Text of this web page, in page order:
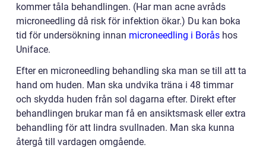
kommer tåla behandlingen. (Har man acne avråds
microneedling då risk för infektion ökar.) Du kan boka
tid för undersökning innan microneedling i Borås hos
Uniface.
Efter en microneedling behandling ska man se till att ta
hand om huden. Man ska undvika träna i 48 timmar
och skydda huden från sol dagarna efter. Direkt efter
behandlingen brukar man få en ansiktsmask eller extra
behandling för att lindra svullnaden. Man ska kunna
återgå till vardagen omgående.